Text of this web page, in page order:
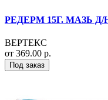
РЕДЕРМ 15Г. МАЗЬ
ВЕРТЕКС
от 369.00 р.
Под заказ